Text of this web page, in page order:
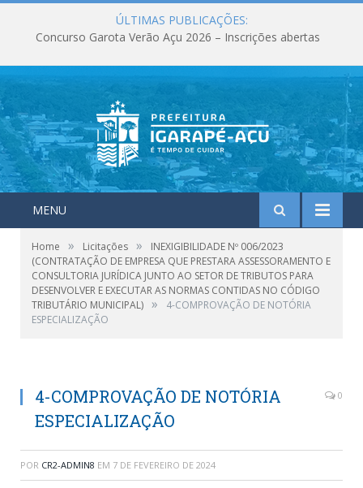
ÚLTIMAS PUBLICAÇÕES:
Concurso Garota Verão Açu 2026 – Inscrições abertas
MENU
Home » Licitações »
INEXIGIBILIDADE Nº 006/2023
(CONTRATAÇÃO DE EMPRESA QUE PRESTARA ASSESSORAMENTO E
CONSULTORIA JURÍDICA JUNTO AO SETOR DE TRIBUTOS PARA
DESENVOLVER E EXECUTAR AS NORMAS CONTIDAS NO CÓDIGO
TRIBUTÁRIO MUNICIPAL) »
4-COMPROVAÇÃO DE NOTÓRIA
ESPECIALIZAÇÃO
4-COMPROVAÇÃO DE NOTÓRIA
ESPECIALIZAÇÃO
0
POR CR2-ADMIN8 EM 7 DE FEVEREIRO DE 2024